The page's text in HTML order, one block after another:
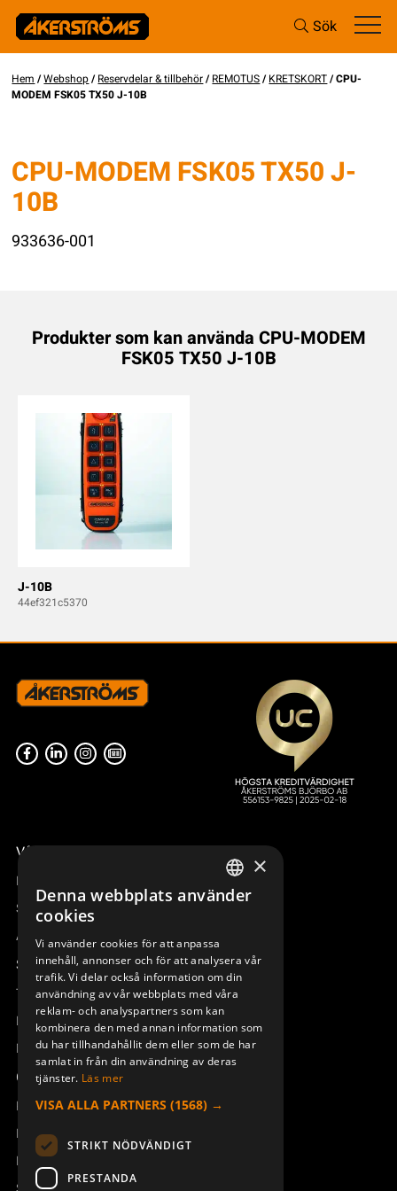
Sök
Hem /Webshop/Reservdelar & tillbehör/REMOTUS/KRETSKORT/ CPU-
MODEM FSK05 TX50 J-10B
CPU-MODEM FSK05 TX50 J-
10B
933636-001
Produkter som kan använda CPU-MODEM
FSK05 TX50 J-10B
J-10B
44ef321c5370
Våra radiostyrningar – översikt
Remotus
Sesam
Access_Ctrl
Support
Teknisk support
Boka service
Manualer och videoinstruktioner
Om Åkerströms
Kontakt
Nyheter
Pressrum
SWEDISH
DEUTSCH
×
Denna webbplats använder
cookies
Vi använder cookies för att anpassa
innehåll, annonser och för att analysera vår
trafik. Vi delar också information om din
användning av vår webbplats med våra
reklam- och analyspartners som kan
kombinera den med annan information som
du har tillhandahållit dem eller som de har
samlat in från din användning av deras
tjänster. Läs mer
VISA ALLA PARTNERS (1568) →
STRIKT NÖDVÄNDIGT
PRESTANDA